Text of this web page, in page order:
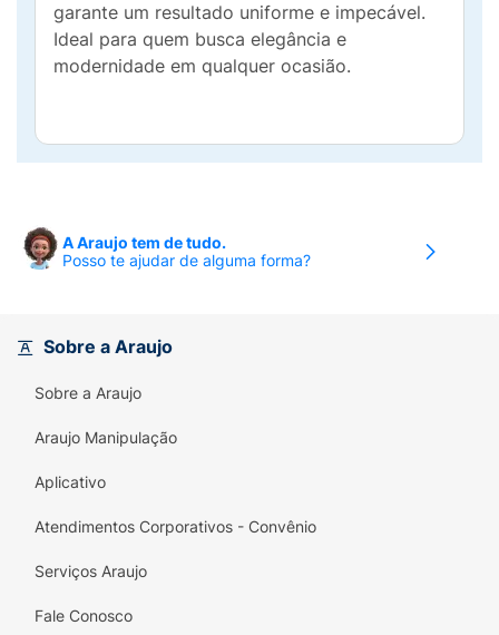
garante um resultado uniforme e impecável.
Ideal para quem busca elegância e
modernidade em qualquer ocasião.
A Araujo tem de tudo.
Posso te ajudar de alguma forma?
Sobre a Araujo
Sobre a Araujo
Araujo Manipulação
Aplicativo
Atendimentos Corporativos - Convênio
Serviços Araujo
Fale Conosco